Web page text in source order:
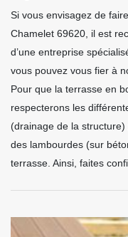
Si vous envisagez de
Chamelet 69620, il est
d’une entreprise
vous pouvez vous fier à
Pour que la terrasse en
respecterons les
(drainage de la
des lambourdes (sur
terrasse. Ainsi, faites